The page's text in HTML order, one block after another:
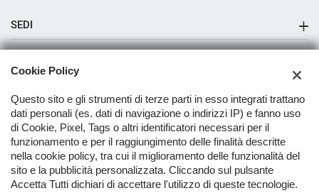
SEDI
Sciotto Automobili Messina
Sciotto Automobili Pace del Mela
Sciotto Automobili Capo d'Orlando
Sciotto Automobili Milazzo Reparto Moto e Scooter
AZIENDA
Azienda
Contatti
TORNA IN CIMA
Cookie Policy
Questo sito e gli strumenti di terze parti in esso integrati trattano
dati personali (es. dati di navigazione o indirizzi IP) e fanno uso
di Cookie, Pixel, Tags o altri identificatori necessari per il
funzionamento e per il raggiungimento delle finalità descritte
nella cookie policy, tra cui il miglioramento delle funzionalità del
sito e la pubblicità personalizzata. Cliccando sul pulsante
Accetta Tutti dichiari di accettare l'utilizzo di queste tecnologie.